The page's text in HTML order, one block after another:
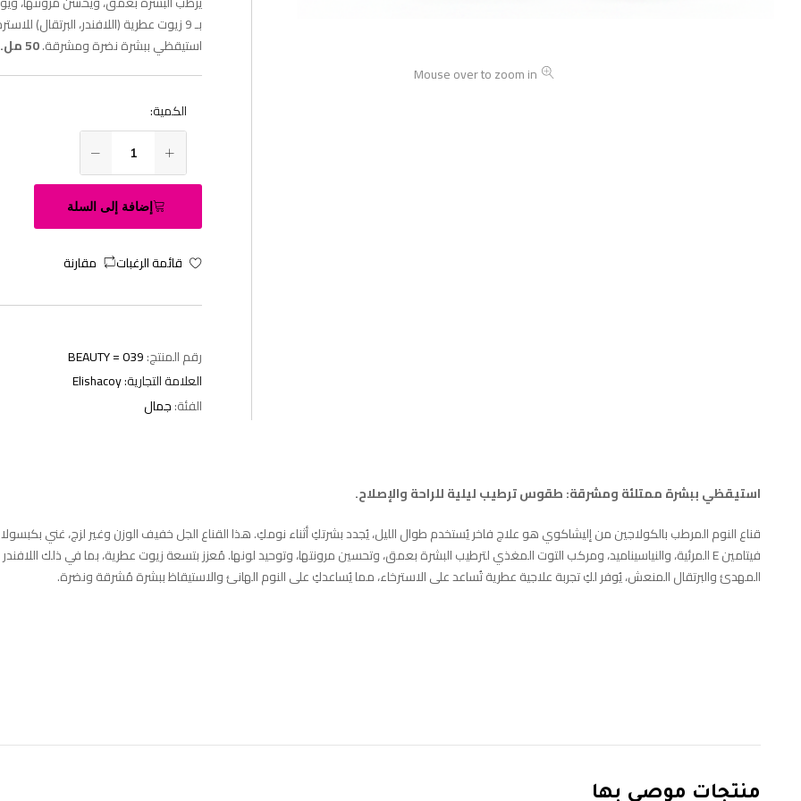
Mouse over to zoom in
بـ 9 زيوت عطرية (اللافندر، البرتقال)
استيقظي ببشرة نضرة ومشرقة.50 مل.
الكمية:
إضافة إلى السلة
قائمة الرغبات مقارنة
رقم المنتج:BEAUTY = 039
العلامة التجارية:Elishacoy
الفئة:جمال
استيقظي ببشرة ممتلئة ومشرقة: طقوس ترطيب ليلية للراحة والإصلاح.
قناع النوم المرطب بالكولاجين من إليشاكوي هو علاج فاخر يُستخدم طوال الليل، يُجدد بشرتكِ أثناء نومكِ. هذا القناع الجل خفيف الوزن وغير لزج، غني
فيتامين E المرئية، والنياسيناميد، ومركب التوت المغذي لترطيب البشرة بعمق، وتحسين مرونتها، وتوحيد لونها. مُعزز بتسعة زيوت عطرية، بما في ذلك اللافندر
المهدئ والبرتقال المنعش، يُوفر لكِ تجربة علاجية عطرية تُساعد على الاسترخاء، مما يُساعدكِ على النوم الهانئ والاستيقاظ ببشرة مُشرقة ونضرة.
منتجات موصى بها